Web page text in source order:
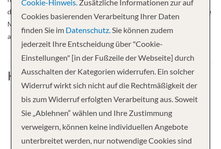
deck and the tasteful restaurant on the main deck. The comfortable
MS Arlene II was rebuilt and partially renovated in winter 2017/18
and creates an atmosphere of wellbeing.
Kabine
Cookie-Hinweis. Zusätzliche Informationen zur auf
Cookies basierenden Verarbeitung Ihrer Daten
finden Sie im Datenschutz.Sie können zudem
jederzeit Ihre Entscheidung über "Cookie-
Einstellungen" [in der Fußzeile der Webseite] durch
Ausschalten der Kategorien widerrufen. Ein solcher
Widerruf wirkt sich nicht auf die Rechtmäßigkeit der
bis zum Widerruf erfolgten Verarbeitung aus. Soweit
Sie „Ablehnen“ wählen und Ihre Zustimmung
verweigern, können keine individuellen Angebote
unterbreitet werden, nur notwendige Cookies sind